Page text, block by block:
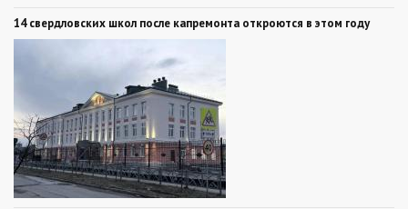
14 свердловских школ после капремонта откроются в этом году